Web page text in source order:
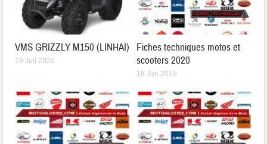
VMS GRIZZLY M150 (LINHAI)
19 Juil 2020
Fiches techniques motos et
scooters 2020
18 Jan 2019